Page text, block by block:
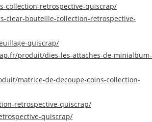
collection-retrospective-quiscrap/
bouteille-collection-retrospective-
quiscrap/
produit/dies-les-attaches-de-minialbum-
matrice-de-decoupe-coins-collection-
retrospective-quiscrap/
quiscrap/